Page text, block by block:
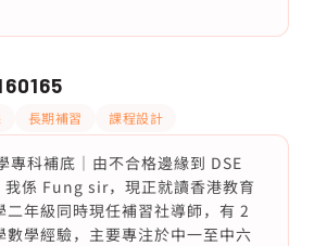
長期補習 課程設計
專科補底｜由不合格邊緣到 DSE
我係 Fung sir，現正就讀香港教育
二年級同時現任補習社導師，有 2
數學經驗，主要專注於中一至中六